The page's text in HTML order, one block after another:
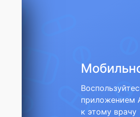
приложением
к этому врачу